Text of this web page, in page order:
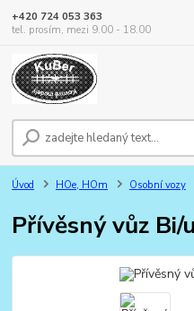
+420 724 053 363
tel. prosím, mezi 9.00 - 18.00
Úvod HOe, HOm Osobní vozy
Přívěsný vůz Bi/